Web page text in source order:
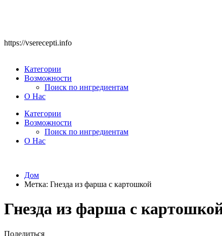
https://vserecepti.info
Категории
Возможности
Поиск по ингредиентам
О Нас
Категории
Возможности
Поиск по ингредиентам
О Нас
Дом
Метка: Гнезда из фарша с картошкой
Гнезда из фарша с
Поделиться